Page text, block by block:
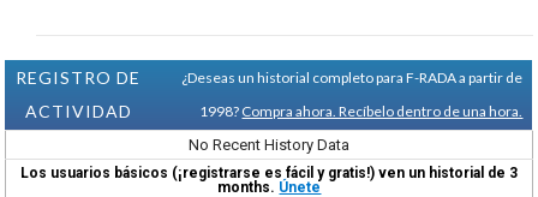
REGISTRO DE
ACTIVIDAD
¿Deseas un historial completo para F-RADA a partir de
1998? Compra ahora. Recíbelo dentro de una hora.
No Recent History Data
Los usuarios básicos (¡registrarse es fácil y gratis!) ven un historial de 3
months. Únete